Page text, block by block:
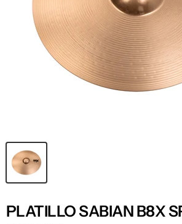
PLATILLO SABIAN B8X